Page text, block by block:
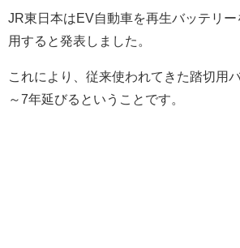
JR東日本はEV自動車を再生バッテリ
用すると発表しました。
これにより、従来使われてきた踏切用
～7年延びるということです。